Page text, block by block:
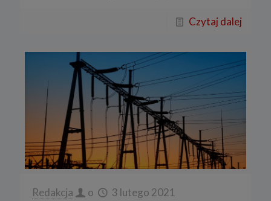
Czytaj dalej
Redakcja o 3 lutego 2021